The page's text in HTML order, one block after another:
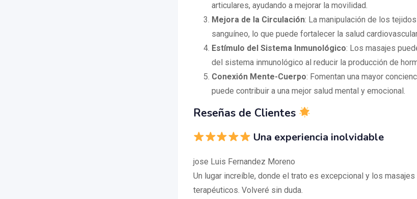
articulares, ayudando a mejorar la movilidad.
Mejora de la Circulación: La manipulación de los
sanguíneo, lo que puede fortalecer la salud
Estímulo del Sistema Inmunológico: Los masajes
del sistema inmunológico al reducir la producción de
Conexión Mente-Cuerpo: Fomentan una mayor
puede contribuir a una mejor salud mental y emocional.
Reseñas de Clientes
Una experiencia inolvidable
jose Luis Fernandez Moreno
Un lugar increíble, donde el trato es excepcional y los
terapéuticos. Volveré sin duda.